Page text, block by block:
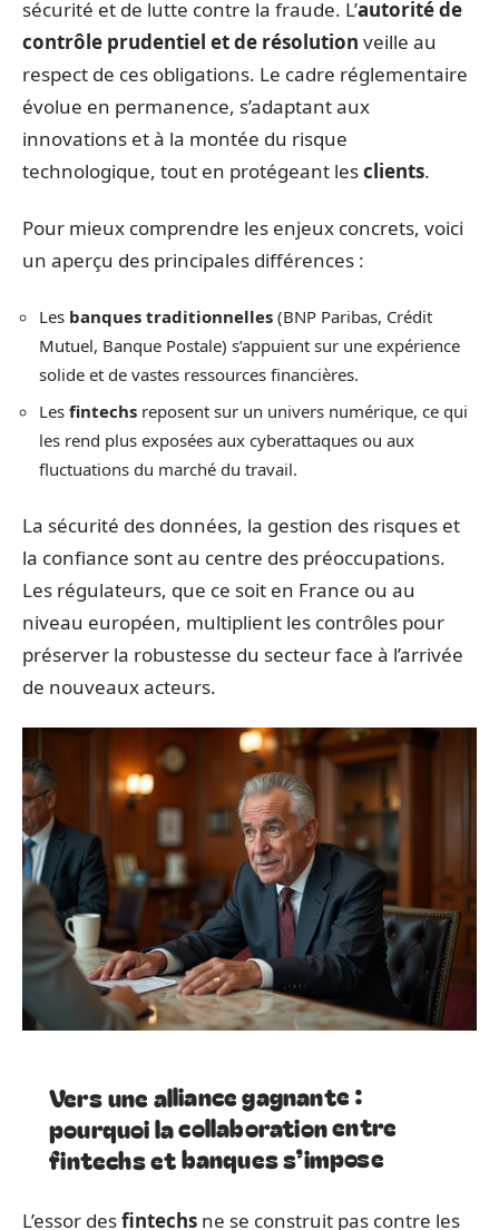
sécurité et de lutte contre la fraude. L’autorité de
contrôle prudentiel et de résolution veille au
respect de ces obligations. Le cadre réglementaire
évolue en permanence, s’adaptant aux
innovations et à la montée du risque
technologique, tout en protégeant lesclients.
Pour mieux comprendre les enjeux concrets, voici
un aperçu des principales différences :
Les banques traditionnelles (BNP Paribas, Crédit
Mutuel, Banque Postale) s’appuient sur une expérience
solide et de vastes ressources financières.
Les fintechs reposent sur un univers numérique, ce qui
les rend plus exposées aux cyberattaques ou aux
fluctuations du marché du travail.
La sécurité des données, la gestion des risques et
la confiance sont au centre des préoccupations.
Les régulateurs, que ce soit en France ou au
niveau européen, multiplient les contrôles pour
préserver la robustesse du secteur face à l’arrivée
de nouveaux acteurs.
Vers une alliance gagnante :
pourquoi la collaboration entre
fintechs et banques s’impose
L’essor desfintechs ne se construit pas contre les